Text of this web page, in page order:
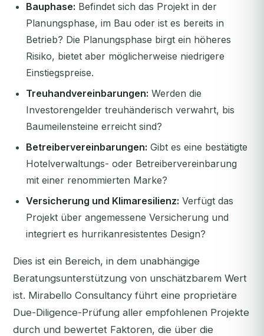
Bauphase: Befindet sich das Projekt in der
Planungsphase, im Bau oder ist es bereits in
Betrieb? Die Planungsphase birgt ein höheres
Risiko, bietet aber möglicherweise niedrigere
Einstiegspreise.
Treuhandvereinbarungen: Werden die
Investorengelder treuhänderisch verwahrt, bis
Baumeilensteine erreicht sind?
Betreibervereinbarungen: Gibt es eine bestätigte
Hotelverwaltungs- oder Betreibervereinbarung
mit einer renommierten Marke?
Versicherung und Klimaresilienz: Verfügt das
Projekt über angemessene Versicherung und
integriert es hurrikanresistentes Design?
Dies ist ein Bereich, in dem unabhängige
Beratungsunterstützung von unschätzbarem Wert
ist. Mirabello Consultancy führt eine proprietäre
Due-Diligence-Prüfung aller empfohlenen Projekte
durch und bewertet Faktoren, die über die